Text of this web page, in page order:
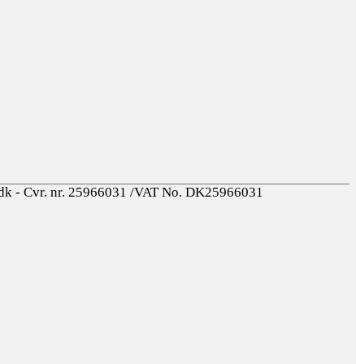
- Cvr. nr. 25966031 /VAT No. DK25966031